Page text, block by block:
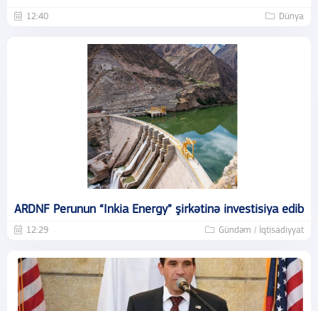
12:40 Dünya
ARDNF Perunun “Inkia Energy” şirkətinə investisiya edib
12:29 Gündəm / İqtisadiyyat